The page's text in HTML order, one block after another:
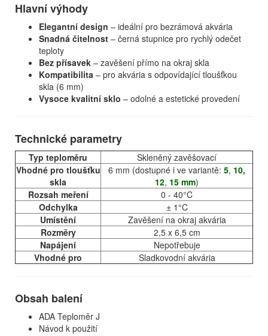
Hlavní výhody
Elegantní design – ideální pro bezrámová akvária
Snadná čitelnost – černá stupnice pro rychlý odečet
teploty
Bez přísavek – zavěšení přímo na okraj skla
Kompatibilita – pro akvária s odpovídající tloušťkou
skla (6 mm)
Vysoce kvalitní sklo – odolné a estetické provedení
Technické parametry
Typ teploměru
Skleněný zavěšovací
Vhodné pro tloušťku
skla
6 mm (dostupné i ve variantě: 5, 10,
12, 15 mm)
Rozsah meření
0 - 40°C
Odchylka
± 1°C
Umístění
Zavěšení na okraj akvária
Rozměry
2,5 x 6,5 cm
Napájení
Nepotřebuje
Vhodné pro
Sladkovodní akvária
Obsah balení
ADA Teploměr J
Návod k použití